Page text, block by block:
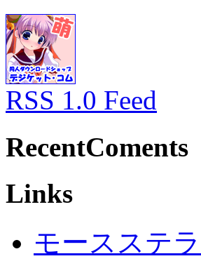
RSS 1.0 Feed
RecentComents
Links
モースステ